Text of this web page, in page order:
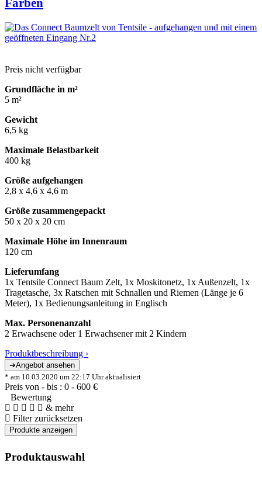
Spieler die Vorteile von schnellen, sicheren Transaktionen und
Farben
Preis nicht verfügbar
Grundfläche in m²
5 m²
Gewicht
6,5 kg
Maximale Belastbarkeit
400 kg
Größe aufgehangen
2,8 x 4,6 x 4,6 m
Größe zusammengepackt
50 x 20 x 20 cm
Maximale Höhe im Innenraum
120 cm
Lieferumfang
1x Tentsile Connect Baum Zelt, 1x Moskitonetz, 1x Außenzelt, 1x
Tragetasche, 3x Ratschen mit Schnallen und Riemen (Länge je 6
Meter), 1x Bedienungsanleitung in Englisch
Max. Personenanzahl
2 Erwachsene oder 1 Erwachsener mit 2 Kindern
Produktbeschreibung ›
* am 10.03.2020 um 22:17 Uhr aktualisiert
Preis von - bis : 0 - 600 €
Bewertung
& mehr
Filter zurücksetzen
Produktauswahl